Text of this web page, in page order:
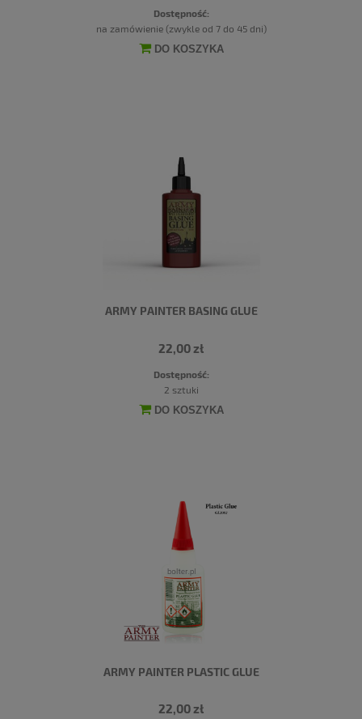
Dostępność:
na zamówienie (zwykle od 7 do 45 dni)
DO KOSZYKA
ARMY PAINTER BASING GLUE
22,00 zł
Dostępność:
2 sztuki
DO KOSZYKA
ARMY PAINTER PLASTIC GLUE
22,00 zł